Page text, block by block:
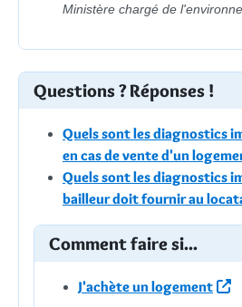
Ministère chargé de
Questions ? Réponses !
Quels sont les diagnostics
en cas de vente d'un
Quels sont les diagnostics
bailleur doit fournir au
Comment faire si...
J'achète un logement